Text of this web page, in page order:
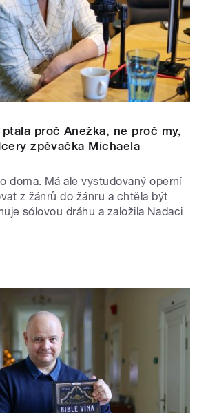
proč Anežka, ne proč my,
zpěvačka Michaela
doma. Má ale vystudovaný operní
z žánrů do žánru a chtěla být
sólovou dráhu a založila Nadaci